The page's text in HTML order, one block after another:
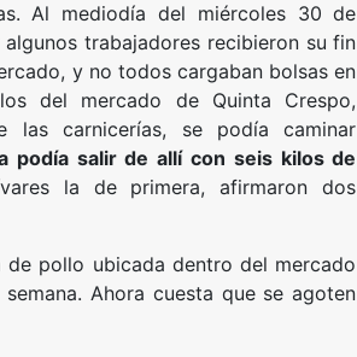
Al mediodía del miércoles 30 de
trabajadores recibieron su fin
y no todos cargaban bolsas en
del mercado de Quinta Crespo,
las carnicerías, se podía caminar
podía salir de allí con seis kilos de
la de primera, afirmaron dos
de pollo ubicada dentro del mercado
Ahora cuesta que se agoten